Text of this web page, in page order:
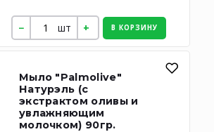
шт В КОРЗИНУ
Мыло "Palmolive"
Натурэль (с
экстрактом оливы и
увлажняющим
молочком) 90гр.